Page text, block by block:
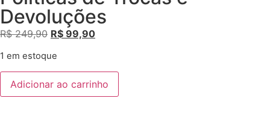
Devoluções
R$249,90 R$ 99,90
1 em estoque
Adicionar ao carrinho